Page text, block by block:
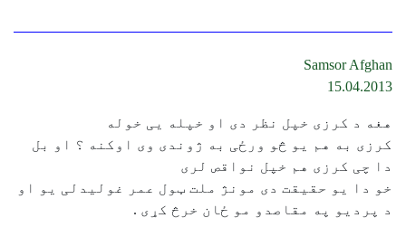
Samsor Afghan
15.04.2013
هغه د کرزی خپل نظر دی او خپله یی خوله
کرزی به هم یو څو ورځی به ژوندی وی اوکنه ؟ او بل
دا چی کرزی هم خپل نواقص لری
خو دا یو حقیقت دی مونژ ملت ټول عمر غولیدلی یو او
د پردیو په مقاصدو مو ځان خرڅ کړی .